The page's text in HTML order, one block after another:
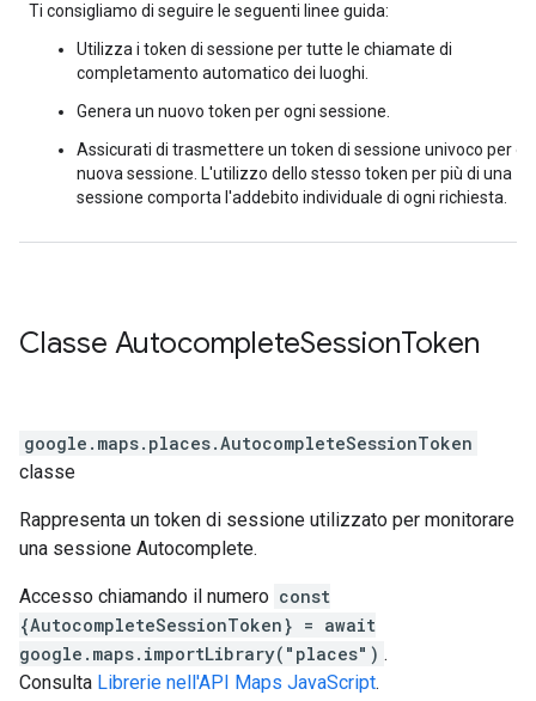
Ti consigliamo di seguire le seguenti linee guida:
Utilizza i token di sessione per tutte le chiamate di
completamento automatico dei luoghi.
Genera un nuovo token per ogni sessione.
Assicurati di trasmettere un token di sessione univoco per
nuova sessione. L'utilizzo dello stesso token per più di una
sessione comporta l'addebito individuale di ogni richiesta.
Classe AutocompleteSessionToken
google.maps.places.AutocompleteSessionToken
classe
Rappresenta un token di sessione utilizzato per monitorare
una sessione Autocomplete.
Accesso chiamando il numero const
{AutocompleteSessionToken} = await
google.maps.importLibrary("places") .
Consulta Librerie nell'API Maps JavaScript.